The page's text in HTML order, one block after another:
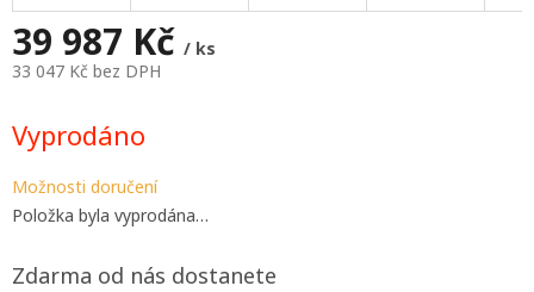
39 987 Kč / ks
33 047 Kč bez DPH
cena:
Vyprodáno
Možnosti doručení
Položka byla vyprodána…
Zdarma od nás dostanete